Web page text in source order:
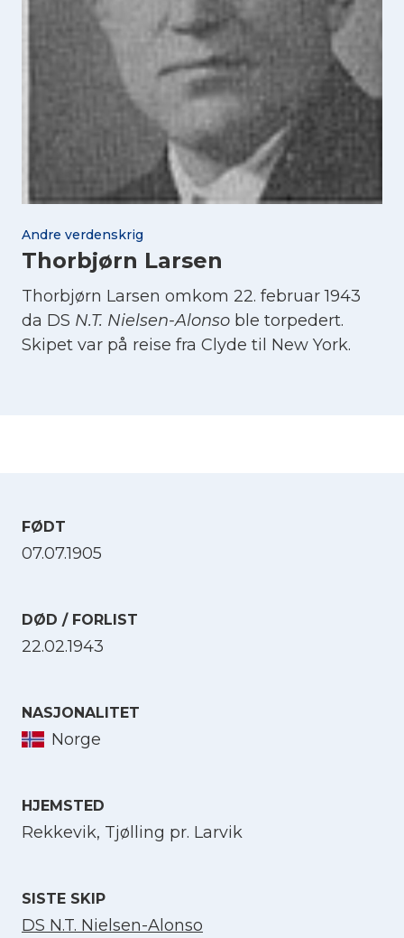
Andre verdenskrig
Thorbjørn Larsen
Thorbjørn Larsen omkom 22. februar 1943
da DS N.T. Nielsen-Alonso ble torpedert.
Skipet var på reise fra Clyde til New York.
FØDT
07.07.1905
DØD / FORLIST
22.02.1943
NASJONALITET
Norge
HJEMSTED
Rekkevik, Tjølling pr. Larvik
SISTE SKIP
DS N.T. Nielsen-Alonso
Velg språk